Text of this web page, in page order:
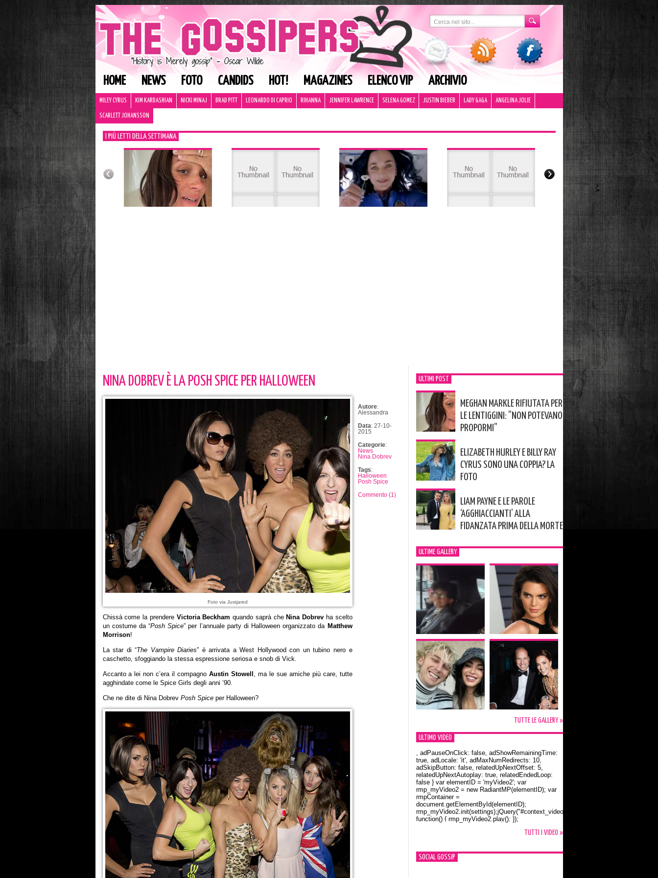
HOME NEWS FOTO CANDIDS HOT! MAGAZINES ELENCO VIP ARCHIVIO
MILEY CYRUS KIM KARDASHIAN NICKI MINAJ BRAD PITT LEONARDO DI CAPRIO RIHANNA JENNIFER LAWRENCE SELENA GOMEZ JUSTIN BIEBER LADY GAGA ANGELINA JOLIE
SCARLETT JOHANSSON
I PIÙ LETTI DELLA SETTIMANA
NINA DOBREV È LA POSH SPICE PER HALLOWEEN
Foto via Justjared
Chissà come la prendere Victoria Beckham quando saprà che Nina Dobrev ha scelto
un costume da “Posh Spice” per l’annuale party di Halloween organizzato daMatthew
Morrison!
La star di “The Vampire Diaries” è arrivata a West Hollywood con un tubino nero e
caschetto, sfoggiando la stessa espressione seriosa e snob di Vick.
Accanto a lei non c’era il compagnoAustin Stowell , ma le sue amiche più care, tutte
agghindate come le Spice Girls degli anni ’90.
Che ne dite di Nina Dobrev Posh Spiceper Halloween?
Autore:
Alessandra
Data: 27-10-
2015
Categorie:
News
Nina Dobrev
Tags:
Halloween
Posh Spice
Commento (1)
ULTIMI POST
MEGHAN MARKLE RIFIUTATA PER
LE LENTIGGINI: ”NON POTEVANO
PROPORMI”
ELIZABETH HURLEY E BILLY RAY
CYRUS SONO UNA COPPIA? LA
FOTO
LIAM PAYNE E LE PAROLE
‘AGGHIACCIANTI’ ALLA
FIDANZATA PRIMA DELLA MORTE
ULTIME GALLERY
TUTTE LE GALLERY »
ULTIMO VIDEO
Orlando Bloom e la t-shirt dedicata a Flynn
, adPauseOnClick: false, adShowRemainingTime:
true, adLocale: 'it', adMaxNumRedirects: 10,
adSkipButton: false, relatedUpNextOffset: 5,
relatedUpNextAutoplay: true, relatedEndedLoop:
false } var elementID = 'myVideo2'; var
rmp_myVideo2 = new RadiantMP(elementID); var
rmpContainer =
document.getElementById(elementID);
rmp_myVideo2.init(settings);jQuery("#context_video2").one("mouseover",
function() { rmp_myVideo2.play(); });
TUTTI I VIDEO »
SOCIAL GOSSIP